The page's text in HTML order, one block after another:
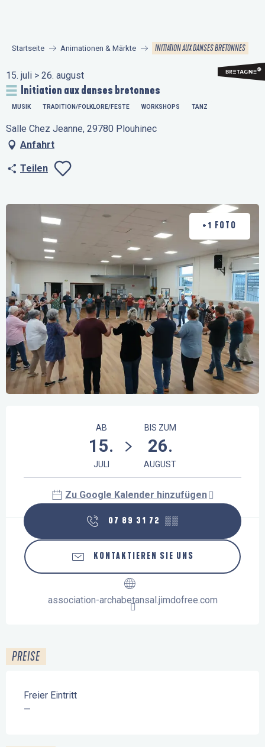
principal
Startseite Animationen & Märkte INITIATION AUX DANSES BRETONNES
15. juli > 26. august
Initiation aux danses bretonnes
MUSIK TRADITION/FOLKLORE/FESTE WORKSHOPS TANZ
Salle Chez Jeanne, 29780 Plouhinec
Anfahrt
Teilen
+1 FOTO
AB
15.
JULI
BIS ZUM
26.
AUGUST
Zu Google Kalender hinzufügen
07 89 31 72 ▒▒
KONTAKTIEREN SIE UNS
association-archabetansal.jimdofree.com
PREISE
Freier Eintritt
—